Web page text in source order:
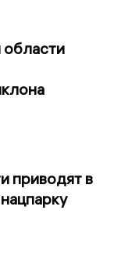
приводят в